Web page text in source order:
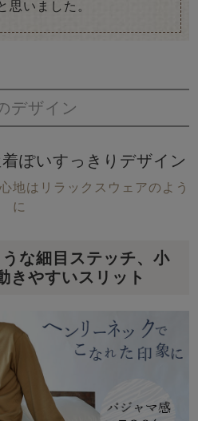
思いました。
デザイン
ぽいすっきりデザイン
地はリラックスウェアのよう
に
な細目ステッチ、小
きやすいスリット